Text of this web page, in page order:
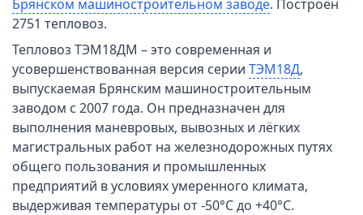
Брянском машиностроительном заводе. Построен
2751 тепловоз.
Тепловоз ТЭМ18ДМ – это современная и
усовершенствованная версия серии ТЭМ18Д,
выпускаемая Брянским машиностроительным
заводом с 2007 года. Он предназначен для
выполнения маневровых, вывозных и лёгких
магистральных работ на железнодорожных путях
общего пользования и промышленных
предприятий в условиях умеренного климата,
выдерживая температуры от -50°C до +40°C.